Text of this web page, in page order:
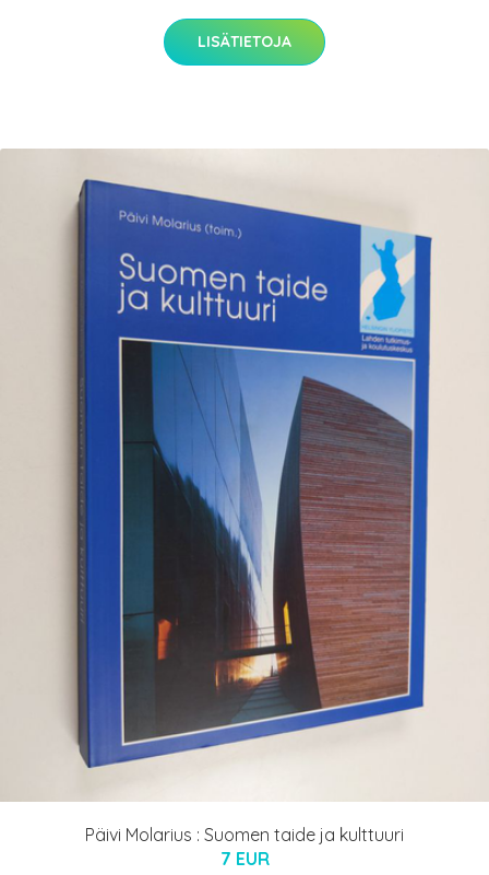
LISÄTIETOJA
Päivi Molarius : Suomen taide ja kulttuuri
7 EUR